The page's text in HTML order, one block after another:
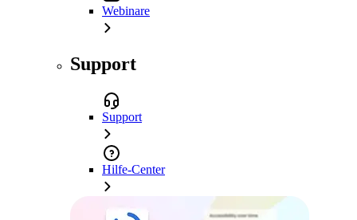
Webinare
Support
Support
Hilfe-Center